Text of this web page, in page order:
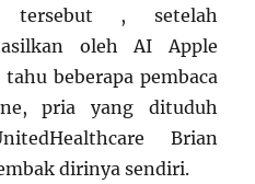
tersebut , setelah
oleh AI Apple
beberapa pembaca
pria yang dituduh
Brian
dirinya sendiri.